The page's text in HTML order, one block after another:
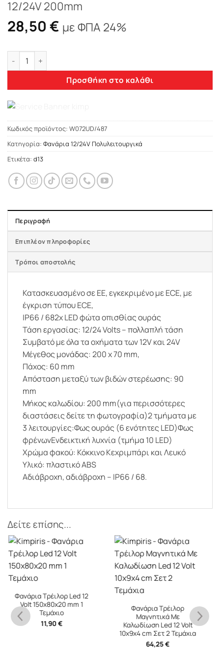
12/24V 200mm
28,50 € με ΦΠΑ 24%
Πολυλειτουργικό Φανάρι WAS W072UD 12/24V 200mm
Προσθήκη στο καλάθι
Κωδικός προϊόντος: W072UD/487
Κατηγορία: Φανάρια 12/24V Πολυλειτουργικά
Ετικέτα: d13
Περιγραφή
Επιπλέον πληροφορίες
Τρόποι αποστολής
Κατασκευασμένο σε ΕΕ, εγκεκριμένο με ECE, με
έγκριση τύπου ECE,
IP66 / 682x LED φώτα οπισθίας ουράς
Τάση εργασίας: 12/24 Volts – πολλαπλή τάση
Συμβατό με όλα τα οχήματα των 12V και 24V
Μέγεθος μονάδας: 200 x 70 mm,
Πάχος: 60 mm
Απόσταση μεταξύ των βιδών στερέωσης: 90
mm
Μήκος καλωδίου: 200 mm(για περισσότερες
διαστάσεις δείτε τη φωτογραφία)2 τμήματα με
3 λειτουργίες:Φως ουράς (6 ενότητες LED)Φως
φρένωνΕνδεικτική λυχνία (τμήμα 10 LED)
Χρώμα φακού: Κόκκινο Κεχριμπάρι και Λευκό
Υλικό: πλαστικό ABS
Αδιάβροχη, αδιάβροχη – IP66 / 68.
Δείτε επίσης...
Φανάρια Τρέιλορ
Μαγνητικά Με
Καλωδίωση Led 12 Volt
Προβολέας LED High-
Low DRL